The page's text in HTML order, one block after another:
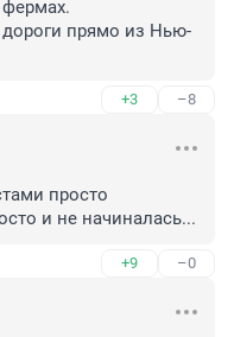
прямо из Нью-
+3 –8
просто
и не начиналась...
+9 –0